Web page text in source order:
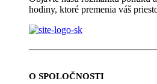
hodiny, ktoré premenia váš
O SPOLOČNOSTI